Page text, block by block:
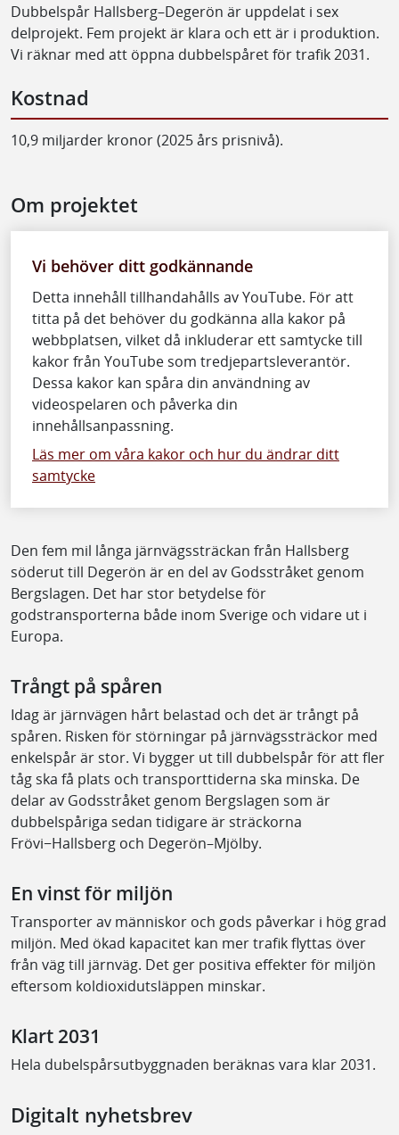
Dubbelspår Hallsberg–Degerön är uppdelat i sex
delprojekt. Fem projekt är klara och ett är i produktion.
Vi räknar med att öppna dubbelspåret för trafik 2031.
Kostnad
10,9 miljarder kronor (2025 års prisnivå).
Om projektet
Vi behöver ditt godkännande
Detta innehåll tillhandahålls av YouTube. För att
titta på det behöver du godkänna alla kakor på
webbplatsen, vilket då inkluderar ett samtycke till
kakor från YouTube som tredjepartsleverantör.
Dessa kakor kan spåra din användning av
videospelaren och påverka din
innehållsanpassning.
Läs mer om våra kakor och hur du ändrar ditt
samtycke
Den fem mil långa järnvägssträckan från Hallsberg
söderut till Degerön är en del av Godsstråket genom
Bergslagen. Det har stor betydelse för
godstransporterna både inom Sverige och vidare ut i
Europa.
Trångt på spåren
Idag är järnvägen hårt belastad och det är trångt på
spåren. Risken för störningar på järnvägssträckor med
enkelspår är stor. Vi bygger ut till dubbelspår för att fler
tåg ska få plats och transporttiderna ska minska. De
delar av Godsstråket genom Bergslagen som är
dubbelspåriga sedan tidigare är sträckorna
Frövi−Hallsberg och Degerön–Mjölby.
En vinst för miljön
Transporter av människor och gods påverkar i hög grad
miljön. Med ökad kapacitet kan mer trafik flyttas över
från väg till järnväg. Det ger positiva effekter för miljön
eftersom koldioxidutsläppen minskar.
Klart 2031
Hela dubelspårsutbyggnaden beräknas vara klar 2031.
Digitalt nyhetsbrev